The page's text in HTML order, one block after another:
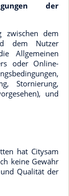
der
zwischen dem
dem Nutzer
Allgemeinen
oder Online-
Stornierung,
und
hat Citysam
keine Gewähr
Qualität der